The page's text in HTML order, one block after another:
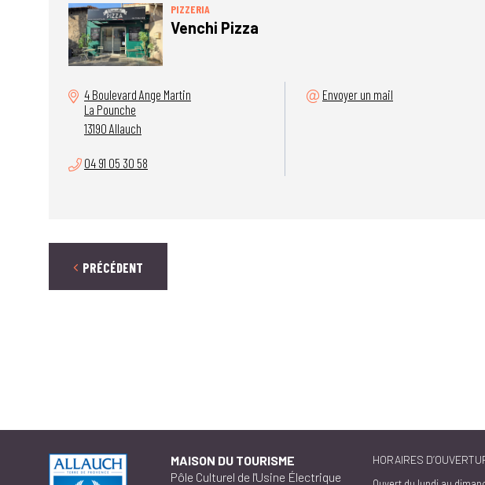
PIZZERIA
Venchi Pizza
4 Boulevard Ange Martin
La Pounche
13190 Allauch
04 91 05 30 58
Envoyer un mail
PRÉCÉDENT
MAISON DU TOURISME
Pôle Culturel de l'Usine Électrique
HORAIRES